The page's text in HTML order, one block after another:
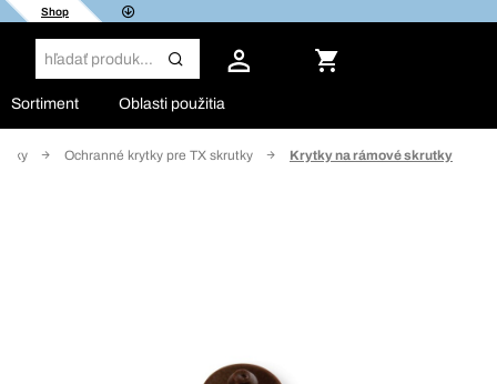
Shop
Sortiment Oblasti použitia
Ochranné krytky pre TX skrutky Krytky na rámové skrutky